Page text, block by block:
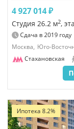
4 927 014 ₽
Студия 26.2 м2,
Сдача в2019 году
Москва, Юго-
Стахановская
Ипотека 8.2%